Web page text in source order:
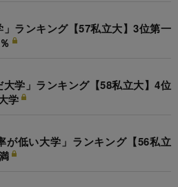
ランキング【57私立大】3位第一
学」ランキング【58私立大】4位
学
が低い大学」ランキング【56私立